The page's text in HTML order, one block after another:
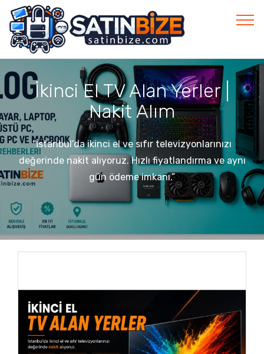
İkinci El TV Alan Yerler |
Nakit Alım
“İstanbul’da ikinci el ve sıfır televizyonlarınızı
değerinde nakit alıyoruz. Hızlı fiyatlandırma ve aynı
gün ödeme imkanı.”